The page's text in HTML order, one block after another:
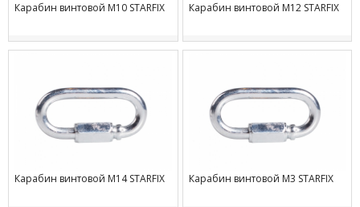
Карабин винтовой М10 STARFIX Карабин винтовой М12 STARFIX
Карабин винтовой М14 STARFIX Карабин винтовой М3 STARFIX